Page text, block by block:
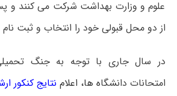
علوم و وزارت بهداشت شرکت می کنند و
از دو محل قبولی خود را انتخاب و ثبت
امتحانات دانشگاه ها، اعلام نتایج کنکور